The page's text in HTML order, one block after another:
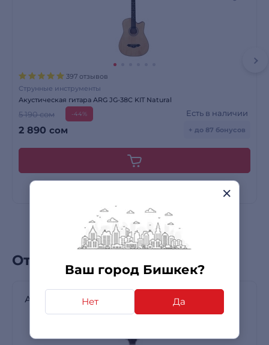
Ваш город Бишкек?
Нет Да
397 отзывов
Струнные инструменты
Акустическая гитара ARG JG-38C KIT Natural
5 190 сом -44%
2 890 сом
Есть в наличии
+ до 87 бонусов
Отзывы покупателей
Акустическая гитара ARG JG-38C KIT Natural